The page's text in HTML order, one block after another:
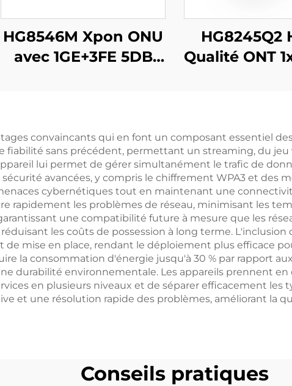
HG8546M Xpon ONU
avec 1GE+3FE 5DB
HG8245Q2
Qualité ONT
convaincants qui en font un composant essentiel
fiabilité sans précédent, permettant un streaming, du
lui permet de gérer simultanément le trafic de
avancées, y compris le chiffrement WPA3 et des
cybernétiques tout en maintenant une
rapidement les problèmes de réseau, minimisant les
une compatibilité future à mesure que les
les coûts de possession à long terme.
mise en place, rendant le déploiement plus efficace
la consommation d'énergie jusqu'à 30 % par rapport
durabilité environnementale. Les appareils prennent
en plusieurs niveaux et de séparer efficacement les
et une résolution rapide des problèmes, améliorant la
Conseils pratiques